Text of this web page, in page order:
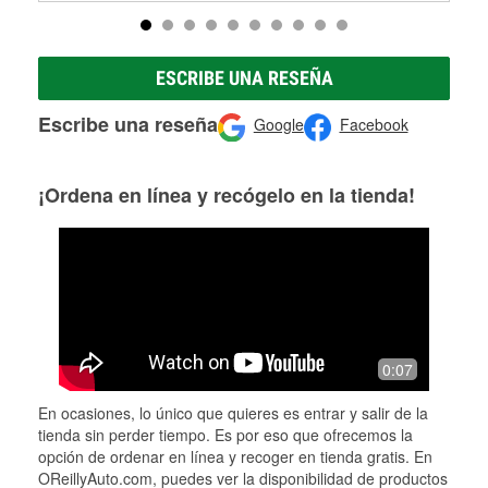
ESCRIBE UNA RESEÑA
Escribe una reseña Google Facebook
¡Ordena en línea y recógelo en la tienda!
0:07
En ocasiones, lo único que quieres es entrar y salir de la
tienda sin perder tiempo. Es por eso que ofrecemos la
opción de ordenar en línea y recoger en tienda gratis. En
OReillyAuto.com, puedes ver la disponibilidad de productos